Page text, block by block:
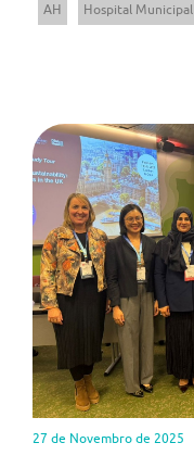
AH
Hospital Municipal
27 de Novembro de 2025